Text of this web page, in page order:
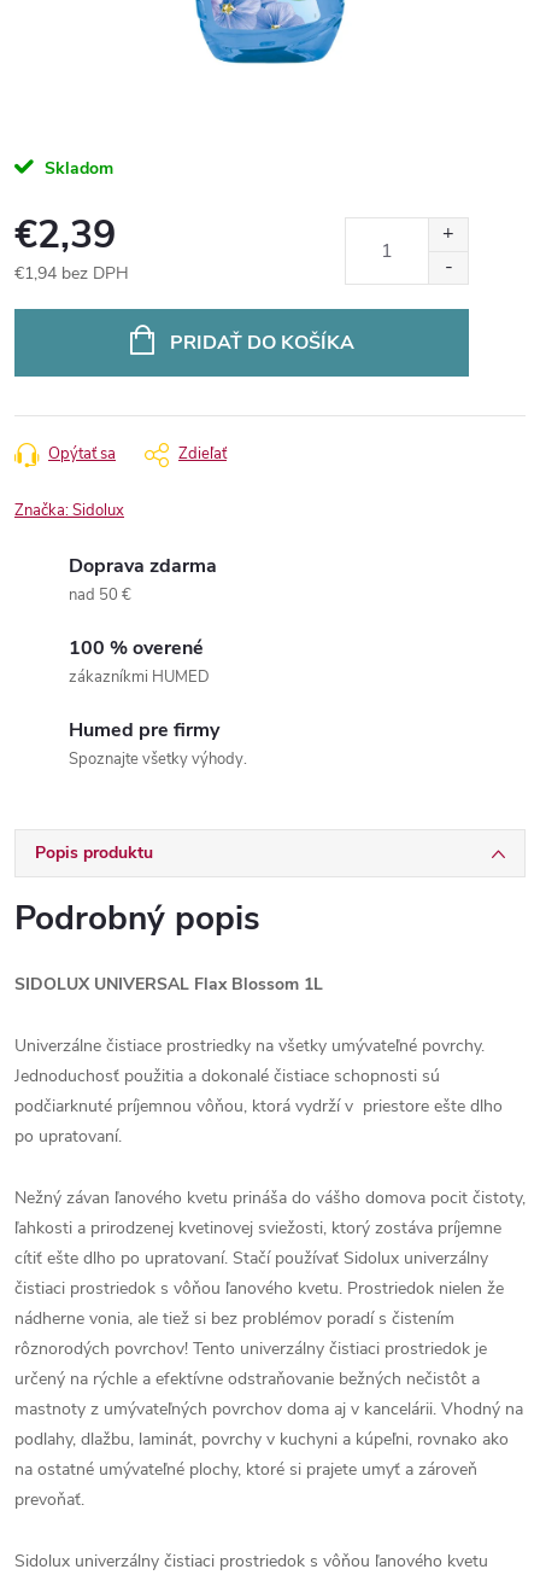
Skladom
€2,39
€1,94 bez DPH
PRIDAŤ DO KOŠÍKA
Opýtať sa Zdieľať
Značka:Sidolux
Doprava zdarma
nad 50 €
100 % overené
zákazníkmi HUMED
Humed pre firmy
Spoznajte všetky výhody.
Popis produktu
Podrobný popis
SIDOLUX UNIVERSAL Flax Blossom 1L
Univerzálne čistiace prostriedky na všetky umývateľné povrchy.
Jednoduchosť použitia a dokonalé čistiace schopnosti sú
podčiarknuté príjemnou vôňou, ktorá vydrží v priestore ešte dlho
po upratovaní.
Nežný závan ľanového kvetu prináša do vášho domova pocit čistoty,
ľahkosti a prirodzenej kvetinovej sviežosti, ktorý zostáva príjemne
cítiť ešte dlho po upratovaní. Stačí používať Sidolux univerzálny
čistiaci prostriedok s vôňou ľanového kvetu. Prostriedok nielen že
nádherne vonia, ale tiež si bez problémov poradí s čistením
rôznorodých povrchov! Tento univerzálny čistiaci prostriedok je
určený na rýchle a efektívne odstraňovanie bežných nečistôt a
mastnoty z umývateľných povrchov doma aj v kancelárii. Vhodný na
podlahy, dlažbu, laminát, povrchy v kuchyni a kúpeľni, rovnako ako
na ostatné umývateľné plochy, ktoré si prajete umyť a zároveň
prevoňať.
Sidolux univerzálny čistiaci prostriedok s vôňou ľanového kvetu